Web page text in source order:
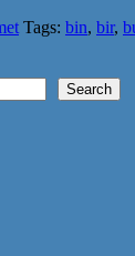
Tags: bin, bir,
Search